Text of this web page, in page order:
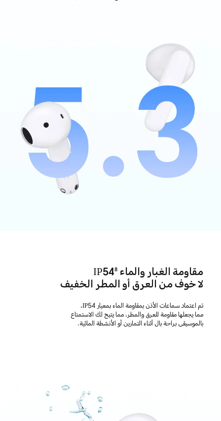
مقاومة الغبار والماء IP54 8
لا خوف من العرق أو المطر الخفيف
تم اعتماد سماعات الأذن بمقاومة الماء بمعيار IP54،
مما يجعلها مقاومة للعرق والمطر، مما يتيح لك الاستمتاع
بالموسيقى براحة بال أثناء التمارين أو الأنشطة المائية.